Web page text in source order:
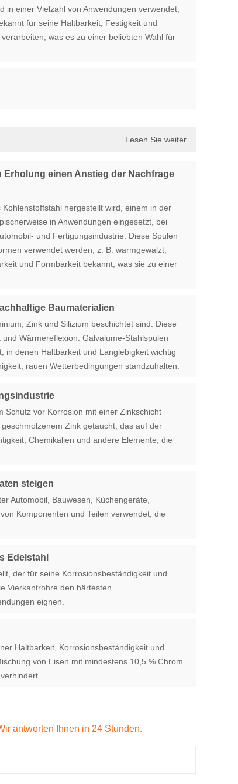
einer Vielzahl von Anwendungen verwendet,
für seine Haltbarkeit, Festigkeit und
was es zu einer beliebten Wahl für
Lesen Sie weiter
einen Anstieg der Nachfrage
hergestellt wird, einem in der
in Anwendungen eingesetzt, bei
und Fertigungsindustrie. Diese Spulen
verwendet werden, z. B. warmgewalzt,
und Formbarkeit bekannt, was sie zu einer
Baumaterialien
Zink und Silizium beschichtet sind. Diese
Wärmereflexion. Galvalume-Stahlspulen
in denen Haltbarkeit und Langlebigkeit wichtig
rauen Wetterbedingungen standzuhalten.
Schutz vor Korrosion mit einer Zinkschicht
Zink getaucht, das auf der
Chemikalien und andere Elemente, die
steigen
Automobil, Bauwesen, Küchengeräte,
Komponenten und Teilen verwendet, die
Edelstahl
der für seine Korrosionsbeständigkeit und
Vierkantrohre den härtesten
eignen.
Haltbarkeit, Korrosionsbeständigkeit und
von Eisen mit mindestens 10,5 % Chrom
antworten Ihnen in 24 Stunden.